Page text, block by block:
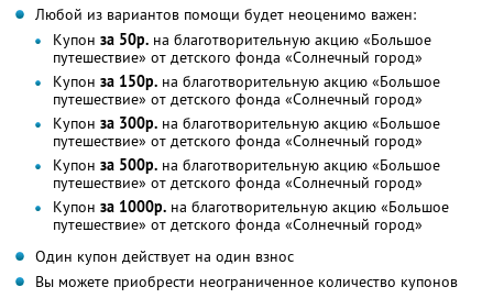
Любой из вариантов помощи будет неоценимо важен:
Купон за 50р. на благотворительную акцию «Большое
путешествие» от детского фонда «Солнечный город»
Купон за 150р. на благотворительную акцию «Большое
путешествие» от детского фонда «Солнечный город»
Купон за 300р. на благотворительную акцию «Большое
путешествие» от детского фонда «Солнечный город»
Купон за 500р. на благотворительную акцию «Большое
путешествие» от детского фонда «Солнечный город»
Купон за 1000р. на благотворительную акцию «Большое
путешествие» от детского фонда «Солнечный город»
Один купон действует на один взнос
Вы можете приобрести неограниченное количество купонов